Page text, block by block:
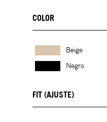
COLOR
Beige
Negro
FIT (AJUSTE)